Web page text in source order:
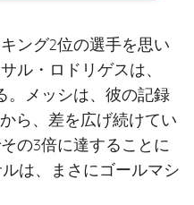
ング2位の選手を思い
ル・ロドリゲスは、
。メッシは、彼の記録
ら、差を広げ続けてい
の3倍に達することに
は、まさにゴールマシ